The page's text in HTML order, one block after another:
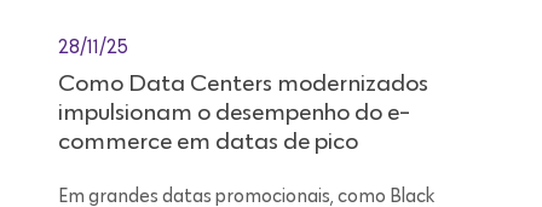
28/11/25
Como Data Centers modernizados
impulsionam o desempenho do e-
commerce em datas de pico
Em grandes datas promocionais, como Black